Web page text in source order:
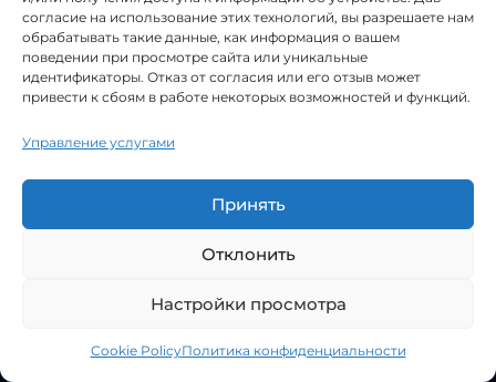
согласие на использование этих технологий, вы разрешаете нам
обрабатывать такие данные, как информация о вашем
поведении при просмотре сайта или уникальные
идентификаторы. Отказ от согласия или его отзыв может
привести к сбоям в работе некоторых возможностей и функций.
Управление услугами
Принять
Отклонить
Настройки просмотра
Cookie PolicyПолитика конфиденциальности
заявки)” />
Conclusion: чек-лист страниц и
следующий шаг — стратегия, а
грузоперевозокдолжен быть не «визиткой», а
системой, которая одновременно даёт усиление
видимости в Google и сокращает путь до заявки.
Для этого нужна базовая архитектура: страницы
услуг (FTL/LTL, Украина/международка,
посадочные «маршруты» под направления и
агро, e-commerce и т.д.), плюс кейсы и отзывы как
социальное доказательство. Отдельно — блоки
Open